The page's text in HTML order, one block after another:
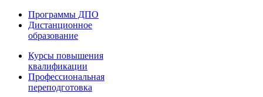
Программы ДПО
Дистанционное
образование
Курсы повышения
квалификации
Профессиональная
переподготовка